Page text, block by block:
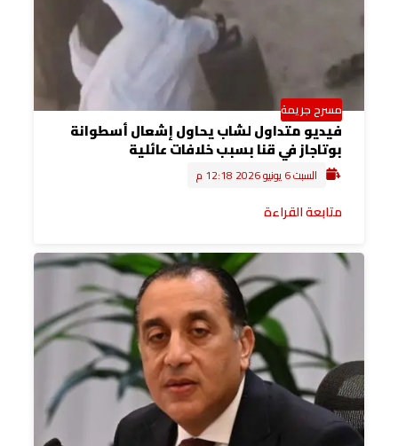
مسرح جريمة
فيديو متداول لشاب يحاول إشعال أسطوانة
بوتاجاز في قنا بسبب خلافات عائلية
السبت 6 يونيو 2026 12:18 م
متابعة القراءة